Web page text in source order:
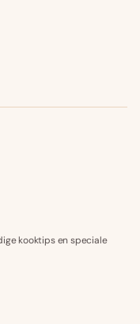
kooktips en speciale